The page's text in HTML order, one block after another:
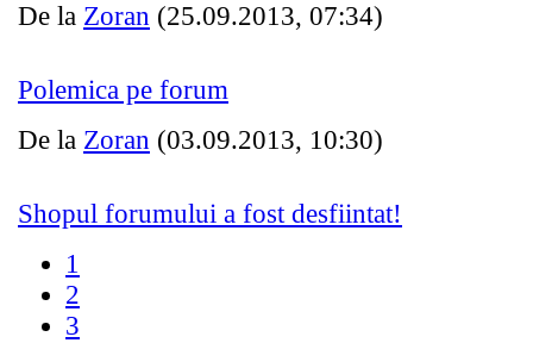
De la Zoran (25.09.2013, 07:34)
Polemica pe forum
De la Zoran (03.09.2013, 10:30)
Shopul forumului a fost desfiintat!
1
2
3